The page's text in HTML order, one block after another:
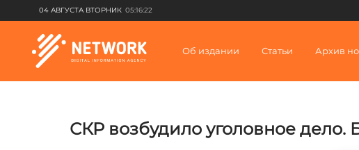
04 АВГУСТА ВТОРНИК 05:16:22
Об издании Статьи Архив
СКР возбудило уголовное дело.